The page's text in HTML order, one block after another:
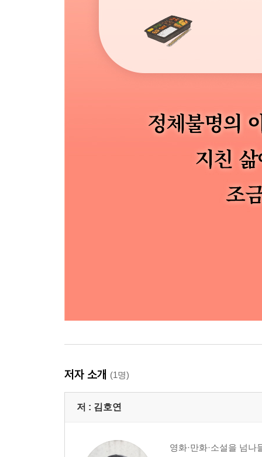
저자 소개 (1명)
저 : 김호연
영화·만화·소설을 넘